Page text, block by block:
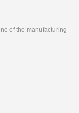
of the manufacturing